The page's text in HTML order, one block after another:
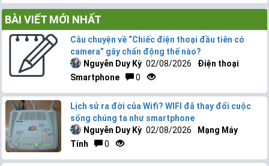
BÀI VIẾT MỚI NHẤT
Câu chuyện về “Chiếc điện thoại đầu tiên có
camera” gây chấn động thế nào?
Nguyễn Duy Kỳ 02/08/2026
Điện thoại
Smartphone
0
Lịch sử ra đời của Wifi? WIFI đã thay đổi cuộc
sống chúng ta như smartphone
Nguyễn Duy Kỳ 02/08/2026
Mạng Máy
Tính
0